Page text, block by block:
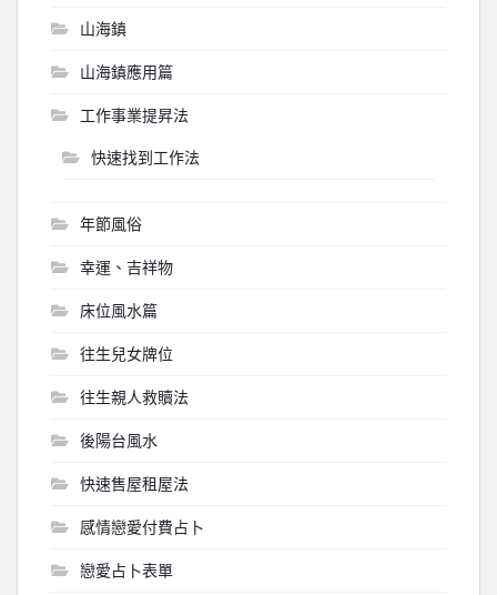
山海鎮
山海鎮應用篇
工作事業提昇法
快速找到工作法
年節風俗
幸運、吉祥物
床位風水篇
往生兒女牌位
往生親人救贖法
後陽台風水
快速售屋租屋法
感情戀愛付費占卜
戀愛占卜表單